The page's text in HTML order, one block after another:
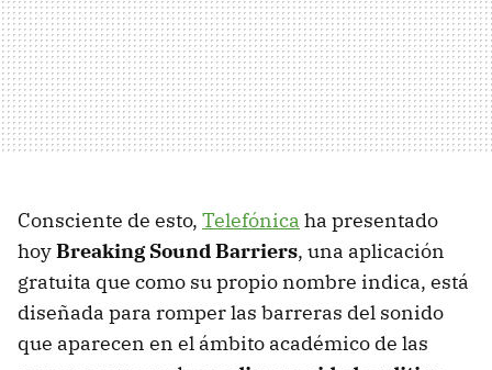
Consciente de esto, Telefónica ha presentado
hoyBreaking Sound Barriers, una aplicación
gratuita que como su propio nombre indica, está
diseñada para romper las barreras del sonido
que aparecen en el ámbito académico de las